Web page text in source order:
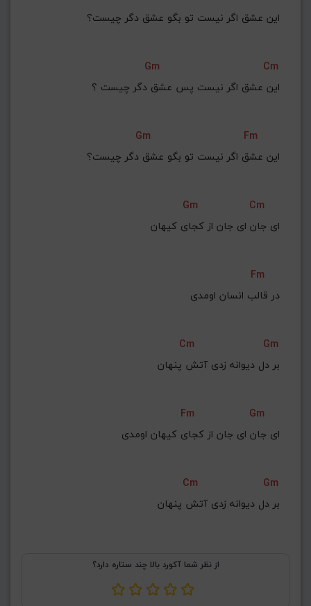
این عشق اگر نیست تو بگو عشق دگر چیست؟
Gm
Cm
این عشق اگر نیست پس عشق دگر چیست ؟
Gm
Fm
این عشق اگر نیست تو بگو عشق دگر چیست؟
Gm
Cm
ای جان ای جان از کجای کیهان
Fm
در قالب انسان اومدی
Cm
Gm
بر دل دیوانه زدی آتش پنهان
Fm
Gm
‌ای جان ای جان از کجای کیهان اومدی
Cm
Gm
بر دل دیوانه زدی آتش پنهان
از نظر شما آکورد بالا چند ستاره دارد؟